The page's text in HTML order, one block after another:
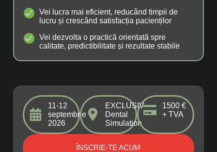
Vei lucra mai eficient, reducând timpii de
lucru și crescând satisfacția pacienților
Vei dezvolta o practică orientată spre
calitate, predictibilitate și rezultate stabile
11-12
septembrie
2026
EXCLUSIV
Dental
Simulation
1500 €
+ TVA
ÎNSCRIE-TE ACUM